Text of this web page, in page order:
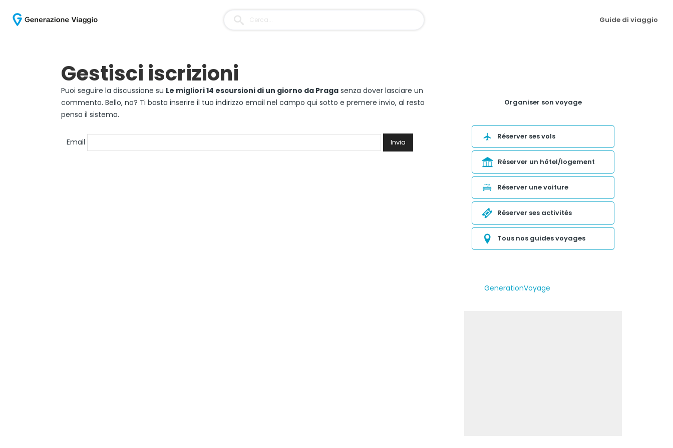
Guide di viaggio
Gestisci iscrizioni
Puoi seguire la discussione su Le migliori 14 escursioni di un giorno da Praga senza dover lasciare un
commento. Bello, no? Ti basta inserire il tuo indirizzo email nel campo qui sotto e premere invio, al resto
pensa il sistema.
Email
Organiser son voyage
Réserver ses vols
Réserver un hôtel/logement
Réserver une voiture
Réserver ses activités
Tous nos guides voyages
GenerationVoyage